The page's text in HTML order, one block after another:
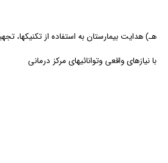
هـ) هدایت بیمارستان به استفاده از تکنیکها،
با نیازهای واقعی وتوانائیهای مرکز درمانی